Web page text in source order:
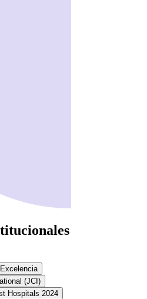
(JCI)
Hospitals 2024